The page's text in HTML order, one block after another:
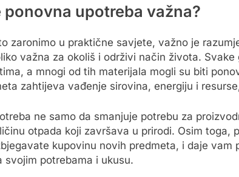
ponovna upotreba važna?
zaronimo u praktične savjete, važno je
važna za okoliš i održivi način života.
a mnogi od tih materijala mogli su biti
zahtijeva vađenje sirovina, energiju i
ne samo da smanjuje potrebu za
otpada koji završava u prirodi. Osim toga,
kupovinu novih predmeta, i daje vam
svojim potrebama i ukusu.